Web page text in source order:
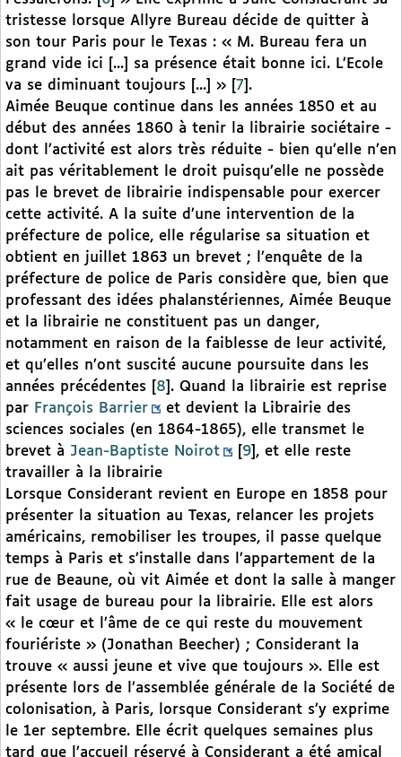
tristesse lorsque Allyre Bureau décide de quitter à
son tour Paris pour le Texas : « M. Bureau fera un
grand vide ici [...] sa présence était bonne ici. L’Ecole
va se diminuant toujours [...] »
7 .
Aimée Beuque continue dans les années 1850 et au
début des années 1860 à tenir la librairie sociétaire -
dont l’activité est alors très réduite - bien qu’elle n’en
ait pas véritablement le droit puisqu’elle ne possède
pas le brevet de librairie indispensable pour exercer
cette activité. A la suite d’une intervention de la
préfecture de police, elle régularise sa situation et
obtient en juillet 1863 un brevet ; l’enquête de la
préfecture de police de Paris considère que, bien que
professant des idées phalanstériennes, Aimée Beuque
et la librairie ne constituent pas un danger,
notamment en raison de la faiblesse de leur activité,
et qu’elles n’ont suscité aucune poursuite dans les
années précédentes
8 . Quand la librairie est reprise
par François Barrier
et devient la Librairie des
sciences sociales (en 1864-1865), elle transmet le
brevet à Jean-Baptiste Noirot 9 , et elle reste
travailler à la librairie
Lorsque Considerant revient en Europe en 1858 pour
présenter la situation au Texas, relancer les projets
américains, remobiliser les troupes, il passe quelque
temps à Paris et s’installe dans l’appartement de la
rue de Beaune, où vit Aimée et dont la salle à manger
fait usage de bureau pour la librairie. Elle est alors
« le cœur et l’âme de ce qui reste du mouvement
fouriériste » (Jonathan Beecher) ; Considerant la
trouve « aussi jeune et vive que toujours ». Elle est
présente lors de l’assemblée générale de la Société de
colonisation, à Paris, lorsque Considerant s’y exprime
le 1er septembre. Elle écrit quelques semaines plus
tard que l’accueil réservé à Considerant a été amical